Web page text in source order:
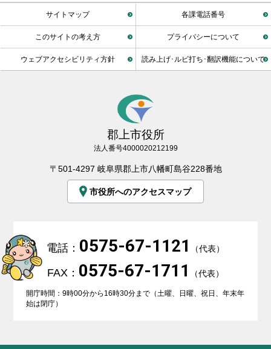
サイトマップ 各課電話番号
このサイトの考え方 プライバシーについて
ウェブアクセシビリティ方針 読み上げ･ルビ打ち･翻訳機能について
郡上市役所
法人番号4000020212199
〒501-4297 岐阜県郡上市八幡町島谷228番地
市役所へのアクセスマップ
電話： 0575-67-1121 （代表）
FAX： 0575-67-1711 （代表）
開庁時間：9時00分から16時30分まで（土曜、日曜、祝日、年末年
始は閉庁）